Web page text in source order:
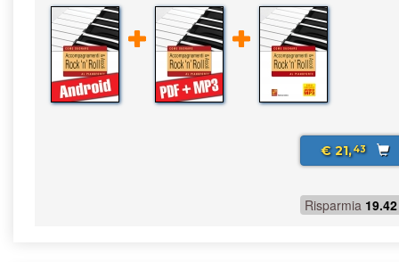
€ 21,43
Risparmia 19.42